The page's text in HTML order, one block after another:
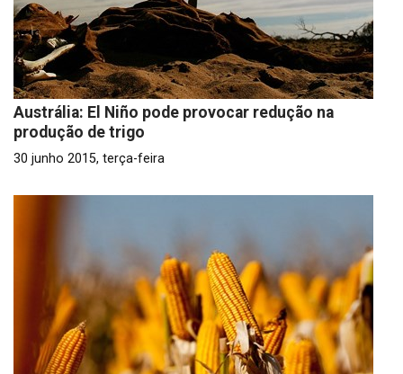
Austrália: El Niño pode provocar redução na
produção de trigo
30 junho 2015, terça-feira